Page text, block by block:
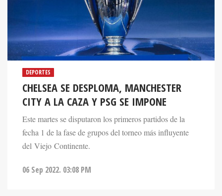
DEPORTES
CHELSEA SE DESPLOMA, MANCHESTER
CITY A LA CAZA Y PSG SE IMPONE
Este martes se disputaron los primeros partidos de la
fecha 1 de la fase de grupos del torneo más influyente
del Viejo Continente.